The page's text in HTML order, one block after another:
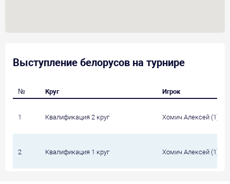
Выступление белорусов на турнире
№ Круг Игрок
1 Квалификация 2 круг Хомич Алексей (1)
2 Квалификация 1 круг Хомич Алексей (1)